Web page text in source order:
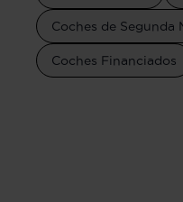
Coches de Segunda
Coches Financiados